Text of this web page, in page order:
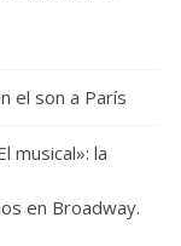
el son a París
musical»: la
en Broadway.